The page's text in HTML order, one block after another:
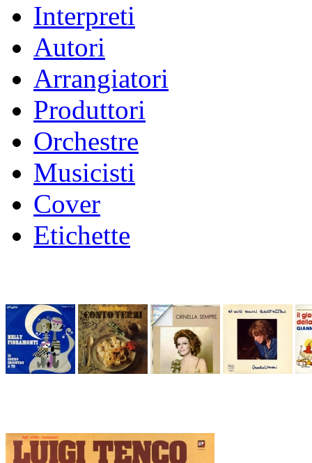
Interpreti
Autori
Arrangiatori
Produttori
Orchestre
Musicisti
Cover
Etichette